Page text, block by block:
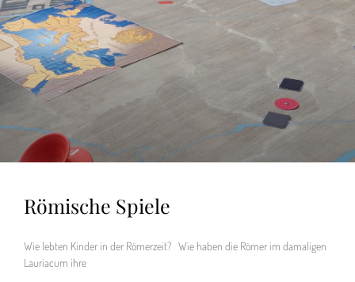
Römische Spiele
Wie lebten Kinder in der Römerzeit? Wie haben die Römer im damaligen
Lauriacum ihre